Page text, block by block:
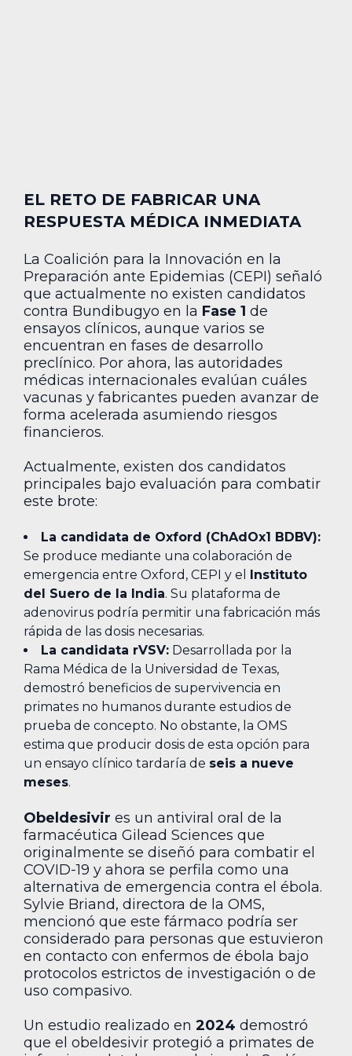
EL RETO DE FABRICAR UNA
RESPUESTA MÉDICA INMEDIATA
La Coalición para la Innovación en la
Preparación ante Epidemias (CEPI) señaló
que actualmente no existen candidatos
contra Bundibugyo en la Fase 1 de
ensayos clínicos, aunque varios se
encuentran en fases de desarrollo
preclínico. Por ahora, las autoridades
médicas internacionales evalúan cuáles
vacunas y fabricantes pueden avanzar de
forma acelerada asumiendo riesgos
financieros.
Actualmente, existen dos candidatos
principales bajo evaluación para combatir
este brote:
La candidata de Oxford (ChAdOx1 BDBV):
Se produce mediante una colaboración de
emergencia entre Oxford, CEPI y el Instituto
del Suero de la India. Su plataforma de
adenovirus podría permitir una fabricación más
rápida de las dosis necesarias.
La candidata rVSV: Desarrollada por la
Rama Médica de la Universidad de Texas,
demostró beneficios de supervivencia en
primates no humanos durante estudios de
prueba de concepto. No obstante, la OMS
estima que producir dosis de esta opción para
un ensayo clínico tardaría de seis a nueve
meses.
Obeldesivir es un antiviral oral de la
farmacéutica Gilead Sciences que
originalmente se diseñó para combatir el
COVID-19 y ahora se perfila como una
alternativa de emergencia contra el ébola.
Sylvie Briand, directora de la OMS,
mencionó que este fármaco podría ser
considerado para personas que estuvieron
en contacto con enfermos de ébola bajo
protocolos estrictos de investigación o de
uso compasivo.
Un estudio realizado en 2024 demostró
que el obeldesivir protegió a primates de